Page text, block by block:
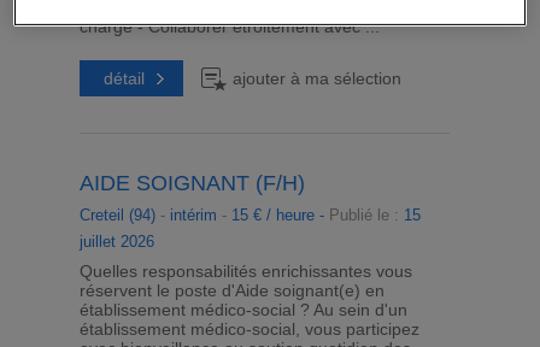
charge - Collaborer étroitement avec ...
détail ajouter à ma sélection
AIDE SOIGNANT (F/H)
Creteil (94)- intérim - 15 € / heure - Publié le : 15
juillet 2026
Quelles responsabilités enrichissantes vous
réservent le poste d'Aide soignant(e) en
établissement médico-social ? Au sein d'un
établissement médico-social, vous participez